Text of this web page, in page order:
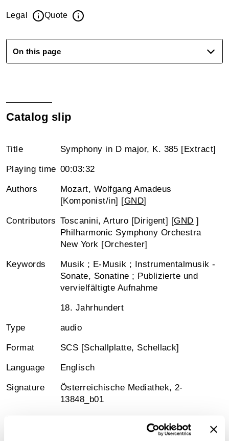
Legal Quote
On this page
Catalog slip
Title Symphony in D major, K. 385 [Extract]
Playing time 00:03:32
Authors
Mozart, Wolfgang Amadeus
[Komponist/in] [GND]
Contributors Toscanini, Arturo [Dirigent] [GND ]
Philharmonic Symphony Orchestra
New York [Orchester]
Keywords
Musik ; E-Musik ; Instrumentalmusik -
Sonate, Sonatine ; Publizierte und
vervielfältigte Aufnahme
18. Jahrhundert
Type audio
Format SCS [Schallplatte, Schellack]
Language Englisch
Signature
Österreichische Mediathek, 2-
13848_b01